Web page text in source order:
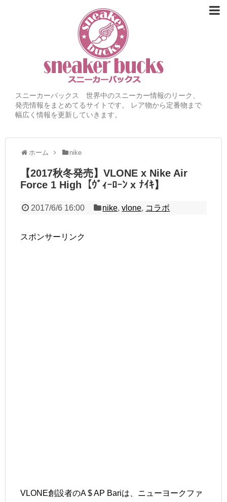
スニーカーバックス 世界中のスニーカー情報のリーク、
発売情報をまとめてるサイトです。 レア物から定番物まで
幅広く情報を更新していきます。
ホーム nike
【2017秋冬発売】VLONE x Nike Air
Force 1 High【ｳﾞｨｰﾛｰﾝ x ﾅｲｷ】
2017/6/6 16:00 nike,vlone, コラボ
スポンサーリンク
VLONE創設者のA $ AP Bariは、ニューヨークファ